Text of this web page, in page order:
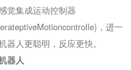
觉集成运动控制器
，进一
器人更聪明，反应更快。
器人